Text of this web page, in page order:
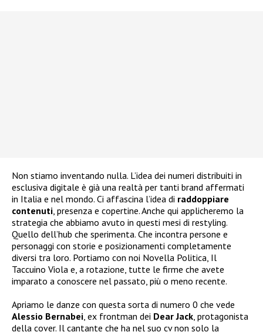
Non stiamo inventando nulla. L’idea dei numeri distribuiti in
esclusiva digitale è già una realtà per tanti brand affermati
in Italia e nel mondo. Ci affascina l’idea di raddoppiare
contenuti , presenza e copertine. Anche qui applicheremo la
strategia che abbiamo avuto in questi mesi di restyling.
Quello dell’hub che sperimenta. Che incontra persone e
personaggi con storie e posizionamenti completamente
diversi tra loro. Portiamo con noi Novella Politica, Il
Taccuino Viola e, a rotazione, tutte le firme che avete
imparato a conoscere nel passato, più o meno recente.
Apriamo le danze con questa sorta di numero 0 che vede
Alessio Bernabei , ex frontman dei Dear Jack , protagonista
della cover. Il cantante che ha nel suo cv non solo la